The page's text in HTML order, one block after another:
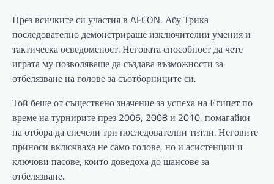
През всичките си участия в AFCON, Абу Трика
последователно демонстрираше изключителни умения и
тактическа осведоменост. Неговата способност да чете
играта му позволяваше да създава възможности за
отбелязване на голове за съотборниците си.
Той беше от съществено значение за успеха на Египет по
време на турнирите през 2006, 2008 и 2010, помагайки
на отбора да спечели три последователни титли. Неговите
приноси включваха не само голове, но и асистенции и
ключови пасове, които доведоха до шансове за
отбелязване.